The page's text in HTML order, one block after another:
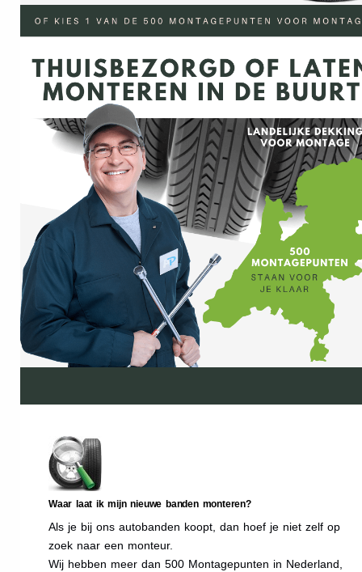
Waar laat ik mijn nieuwe banden monteren?
Als je bij ons autobanden koopt, dan hoef je niet zelf op
zoek naar een monteur.
Wij hebben meer dan 500 Montagepunten in Nederland,